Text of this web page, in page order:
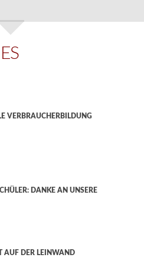
VERBRAUCHERBILDUNG
DANKE AN UNSERE
AUF DER LEINWAND